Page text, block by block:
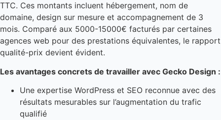
TTC. Ces montants incluent hébergement, nom de
domaine, design sur mesure et accompagnement de 3
mois. Comparé aux 5000-15000€ facturés par certaines
agences web pour des prestations équivalentes, le rapport
qualité-prix devient évident.
Les avantages concrets de travailler avec Gecko Design :
Une expertise WordPress et SEO reconnue avec des
résultats mesurables sur l’augmentation du trafic
qualifié